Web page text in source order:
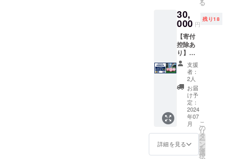
お名前
掲載 ＜
詳細＞
・JFA
からの
御礼を
メール
にてお
送りい
たしま
す。 ・
JFA公
式サイ
ト内の
特設
ページ
の支援
や幼稚
園・保
育園で
の子ど
も達と
の交流
を通じ
てサッ
カー
ボール
をお届
けしま
す ・寄
付金領
収書 ・
御礼状
・
る
30,
000 円
残り18
【寄付
控除あ
り】
《10
個》子
ども達
にサッ
カー
ボール
をお届
けしま
す ＜内
容＞ ・
JFAの
復興支
支援
者：
2人
お届
け予
定：
2024
年07
月
詳細を見る
こ
の
リ
タ
ー
ン
を
選
択